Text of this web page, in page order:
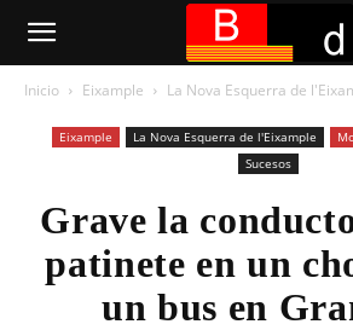
Inicio Eixample La Nova Esquerra de
Eixample La Nova Esquerra de l'Eixample
Sucesos
Grave la
patinete en un
un bus en